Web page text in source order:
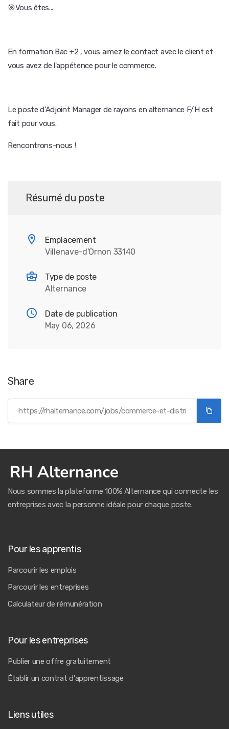
🎯Vous êtes...
En formation Bac +2 , vous aimez le contact avec le client et
vous avez de l'appétence pour le commerce.
Le poste d'Adjoint Manager de rayons en alternance F/H est
fait pour vous.
Rencontrons-nous !
Résumé du poste
Emplacement
Villenave-d'Ornon 33140
Type de poste
Alternance
Date de publication
May 06, 2026
Share
Nous sommes la plateforme 100% Alternance qui connecte les
entreprises avec la personne idéale pour chaque poste.
Pour les apprentis
Parcourir les emplois
Parcourir les entreprises
Calculateur de rémunération
Pour les entreprises
Publier une offre gratuitement
Établir un contrat d'apprentissage
Liens utiles